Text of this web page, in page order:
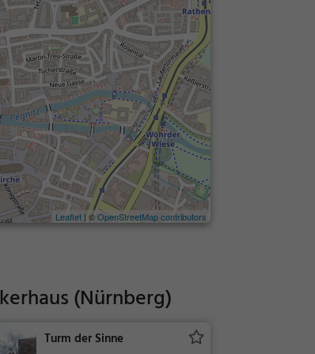
Leaflet | ©OpenStreetMap contributors
(Nürnberg)
Turm der Sinne